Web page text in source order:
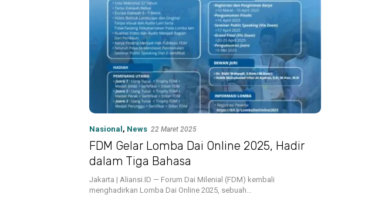
Nasional, News 22 Maret 2025
FDM Gelar Lomba Dai Online 2025, Hadir
dalam Tiga Bahasa
Jakarta | Aliansi.ID — Forum Dai Milenial (FDM) kembali
menghadirkan Lomba Dai Online 2025, sebuah…